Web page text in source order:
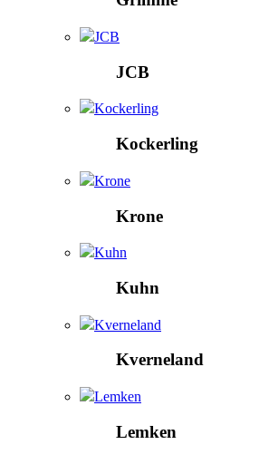
JCB
JCB
Kockerling
Kockerling
Krone
Krone
Kuhn
Kuhn
Kverneland
Kverneland
Lemken
Lemken